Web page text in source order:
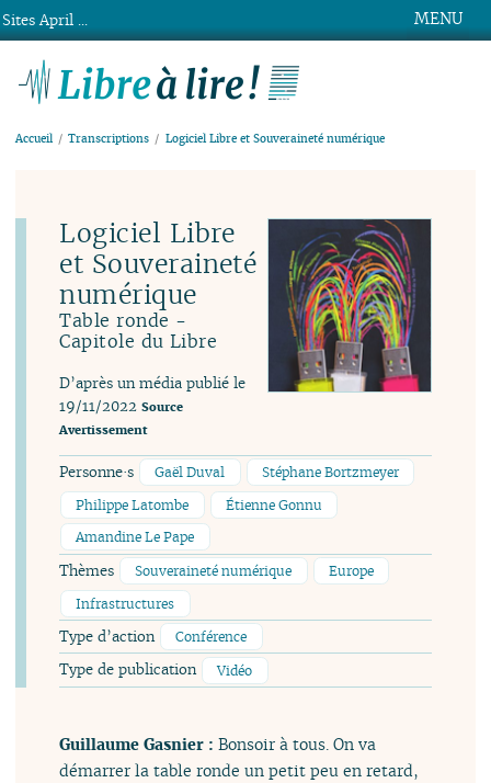
MENU
Accueil Transcriptions Logiciel Libre et Souveraineté numérique
Logiciel Libre
et Souveraineté
numérique
Table ronde -
Capitole du Libre
D’après un média publié le
19/11/2022 Source
Avertissement
Personne·s Gaël Duval
Stéphane Bortzmeyer
Philippe Latombe
Étienne Gonnu
Amandine Le Pape
Thèmes Souveraineté numérique
Europe
Infrastructures
Type d’action Conférence
Type de publication Vidéo
Guillaume Gasnier :Bonsoir à tous. On va
démarrer la table ronde un petit peu en retard,
Sites April ...